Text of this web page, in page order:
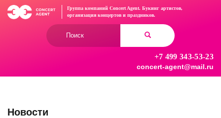
Перейти
Группа компаний Concert Agent. Букинг артистов,
организация концертов и праздников.
+7 499 343-53-23
concert-agent@mail.ru
Новости